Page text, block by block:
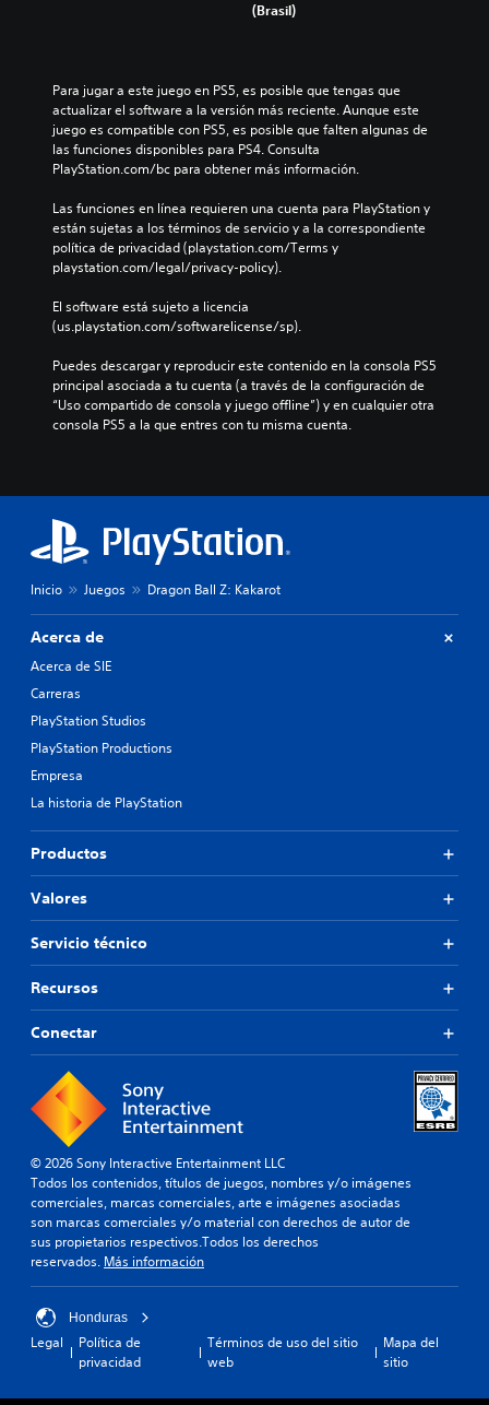
(Brasil)
Para jugar a este juego en PS5, es posible que tengas que
actualizar el software a la versión más reciente. Aunque este
juego es compatible con PS5, es posible que falten algunas de
las funciones disponibles para PS4. Consulta
PlayStation.com/bc para obtener más información.
Las funciones en línea requieren una cuenta para PlayStation y
están sujetas a los términos de servicio y a la correspondiente
política de privacidad (playstation.com/Terms y
playstation.com/legal/privacy-policy).
El software está sujeto a licencia
(us.playstation.com/softwarelicense/sp).
Puedes descargar y reproducir este contenido en la consola PS5
principal asociada a tu cuenta (a través de la configuración de
“Uso compartido de consola y juego offline”) y en cualquier otra
consola PS5 a la que entres con tu misma cuenta.
Inicio Juegos Dragon Ball Z: Kakarot
Acerca de
Acerca de SIE
Carreras
PlayStation Studios
PlayStation Productions
Empresa
La historia de PlayStation
Productos
Valores
Servicio técnico
Recursos
Conectar
© 2026 Sony Interactive Entertainment LLC
Todos los contenidos, títulos de juegos, nombres y/o imágenes
comerciales, marcas comerciales, arte e imágenes asociadas
son marcas comerciales y/o material con derechos de autor de
sus propietarios respectivos.Todos los derechos
reservados. Más información
Honduras
Legal
Política de
privacidad
Términos de uso del sitio
web
Mapa del
sitio